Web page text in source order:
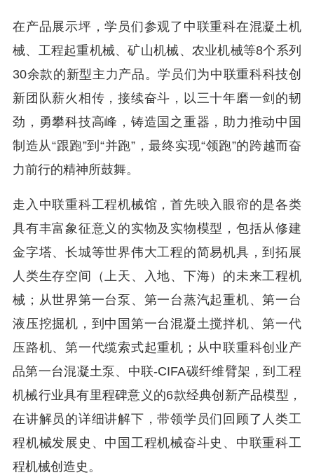
在产品展示坪，学员们参观了中联重科在混凝土机
械、工程起重机械、矿山机械、农业机械等8个系列
30余款的新型主力产品。学员们为中联重科科技创
新团队薪火相传，接续奋斗，以三十年磨一剑的韧
劲，勇攀科技高峰，铸造国之重器，助力推动中国
制造从“跟跑”到“并跑”，最终实现“领跑”的跨越而奋
力前行的精神所鼓舞。
走入中联重科工程机械馆，首先映入眼帘的是各类
具有丰富象征意义的实物及实物模型，包括从修建
金字塔、长城等世界伟大工程的简易机具，到拓展
人类生存空间（上天、入地、下海）的未来工程机
械；从世界第一台泵、第一台蒸汽起重机、第一台
液压挖掘机，到中国第一台混凝土搅拌机、第一代
压路机、第一代缆索式起重机；从中联重科创业产
品第一台混凝土泵、中联-CIFA碳纤维臂架，到工程
机械行业具有里程碑意义的6款经典创新产品模型，
在讲解员的详细讲解下，带领学员们回顾了人类工
程机械发展史、中国工程机械奋斗史、中联重科工
程机械创造史。